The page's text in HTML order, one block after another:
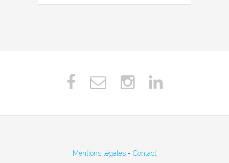
Mentions légales - Contact